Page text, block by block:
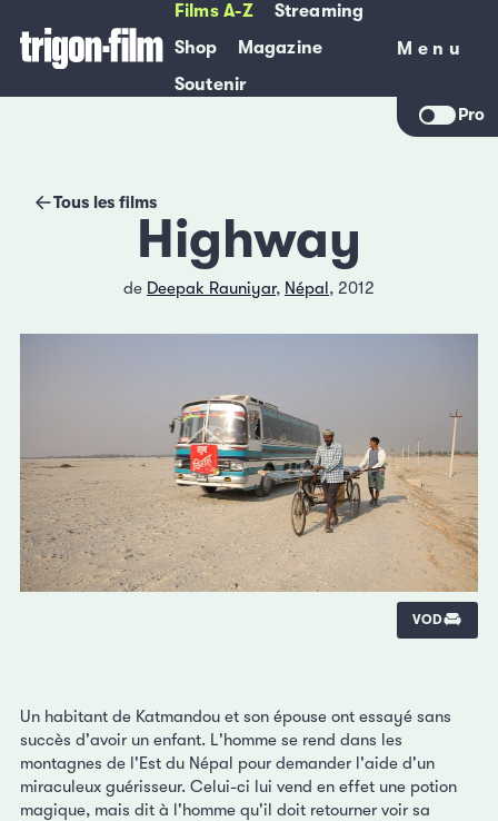
Films A-Z
Streaming
Shop
Magazine
Soutenir
Menu
Menu
Pro
Tous les films
Highway
de Deepak Rauniyar, Népal, 2012
VOD
Un habitant de Katmandou et son épouse ont essayé sans
succès d'avoir un enfant. L'homme se rend dans les
montagnes de l'Est du Népal pour demander l'aide d'un
miraculeux guérisseur. Celui-ci lui vend en effet une potion
magique, mais dit à l'homme qu'il doit retourner voir sa